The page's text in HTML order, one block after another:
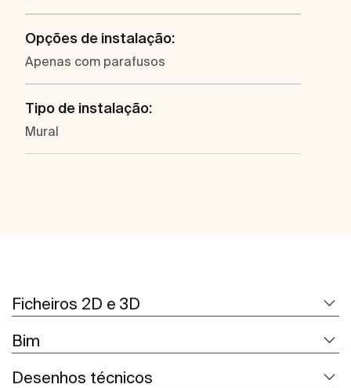
Opções de instalação:
Apenas com parafusos
Tipo de instalação:
Mural
Ficheiros 2D e 3D
Bim
Desenhos técnicos